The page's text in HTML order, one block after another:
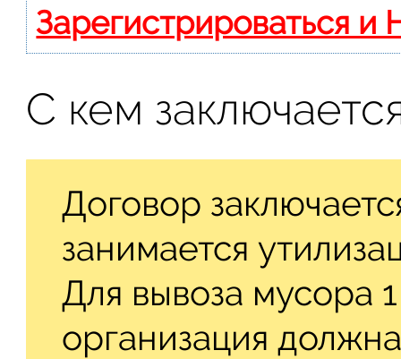
Зарегистрироваться и
С кем
Договор
занимается
Для вывоза мусора
организация